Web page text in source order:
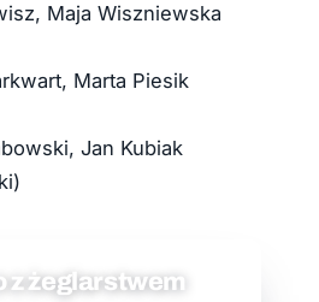
Maja Wiszniewska
Marta Piesik
Jan Kubiak
z żeglarstwem